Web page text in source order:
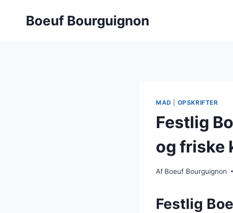
Boeuf Bourguignon
MAD OPSKRIFTER
Festlig
og friske
Af Boeuf Bourguignon
Festlig